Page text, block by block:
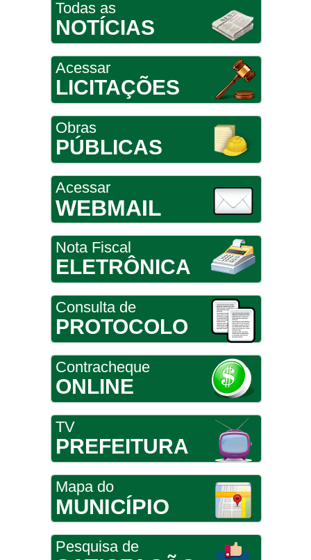
Todas as
NOTÍCIAS
Acessar
LICITAÇÕES
Obras
PÚBLICAS
Acessar
WEBMAIL
Nota Fiscal
ELETRÔNICA
Consulta de
PROTOCOLO
Contracheque
ONLINE
TV
PREFEITURA
Mapa do
MUNICÍPIO
Pesquisa de